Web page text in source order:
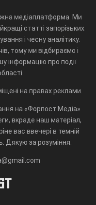
медіаплатформа. Ми
статті запорізьких
і чесну аналітику.
тому ми відбираємо і
інформацію про події
на правах реклами.
на «Форпост.Медіа»
вкраде наш матеріал,
вас ввечері в темній
Дякую за розуміння.